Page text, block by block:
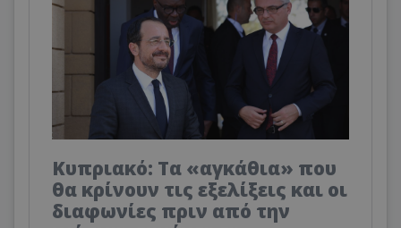
Κυπριακό: Τα «αγκάθια» που
θα κρίνουν τις εξελίξεις και οι
διαφωνίες πριν από την